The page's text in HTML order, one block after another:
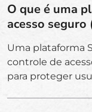
O que é uma
acesso seguro
Uma plataforma
controle de
para proteger